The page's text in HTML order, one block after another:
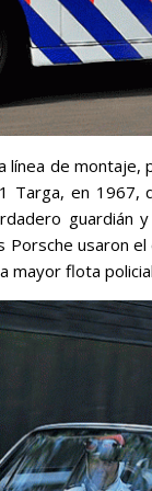
línea de
en 1967,
guardián
usaron
flota